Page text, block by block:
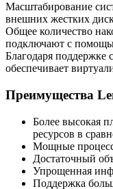
Масштабирование
внешних жестких
Общее количество
подключают с
Благодаря поддержке
обеспечивает
Преимущества
Более высокая
ресурсов в
Мощные
Достаточный
Упрощенная
Поддержка